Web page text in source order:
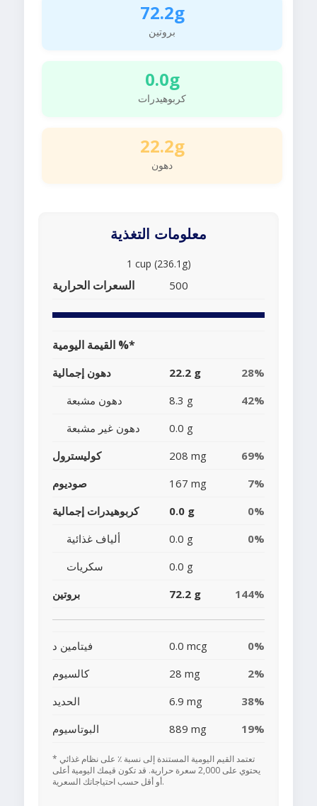
72.2g
بروتين
0.0g
كربوهيدرات
22.2g
دهون
معلومات التغذية
1 cup (236.1g)
السعرات الحرارية 500
القيمة اليومية %*
دهون إجمالية 22.2 g
28%
دهون مشبعة
8.3 g
42%
دهون غير مشبعة
0.0 g
كوليسترول
208 mg
69%
صوديوم
167 mg
7%
كربوهيدرات إجمالية
0.0 g
0%
ألياف غذائية
0.0 g
0%
سكريات
0.0 g
بروتين
72.2 g 144%
فيتامين د 0.0 mcg
0%
كالسيوم
28 mg
2%
الحديد
6.9 mg
38%
البوتاسيوم
889 mg 19%
* تعتمد القيم اليومية المستندة إلى نسبة ٪ على نظام غذائي
يحتوي على 2,000 سعرة حرارية. قد تكون قيمك اليومية أعلى
أو أقل حسب احتياجاتك السعرية.